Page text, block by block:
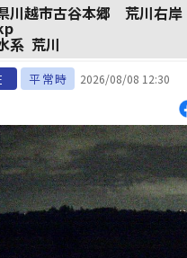
川越市古谷本郷 荒川右岸
系 荒川
平常時 2026/08/08 12:30